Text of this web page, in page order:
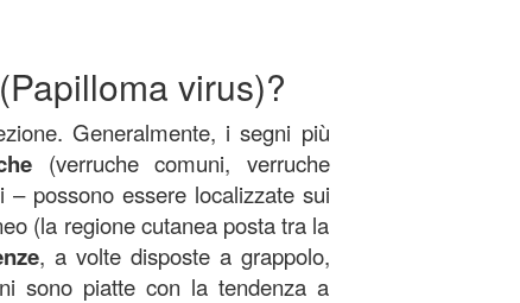
virus)?
Generalmente, i segni più
(verruche comuni, verruche
– possono essere localizzate sui
(la regione cutanea posta tra la
, a volte disposte a grappolo,
sono piatte con la tendenza a